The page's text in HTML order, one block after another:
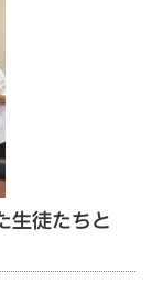
生徒たちと